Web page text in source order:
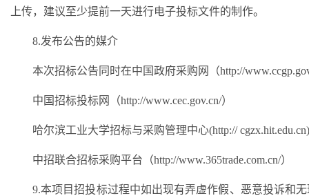
上传，建议至少提前一天进行电子投标文件的制作。
8.发布公告的媒介
本次招标公告同时在中国政府采购网（http://
中国招标投标网（http://www.cec.gov.cn/）
哈尔滨工业大学招标与采购管理中心(http:// cgzx.hit.edu.cn)
中招联合招标采购平台（http://www.365trade.com.cn/）
9.本项目招投标过程中如出现有弄虚作假、恶意投诉和